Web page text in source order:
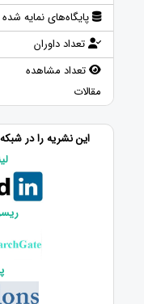
پایگاه‌های نمایه شده
تعداد داوران
تعداد مشاهده
مقالات
این نشریه را در